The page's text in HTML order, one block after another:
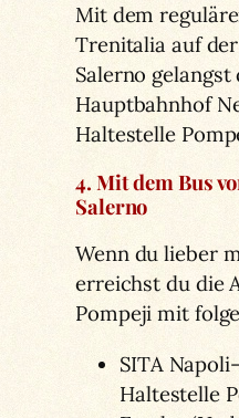
Mit dem
Trenitalia auf
Salerno gelangst
Hauptbahnhof
Haltestelle
4. Mit dem Bus
Salerno
Wenn du lieber
erreichst du die
Pompeji mit
SITA
Haltestelle